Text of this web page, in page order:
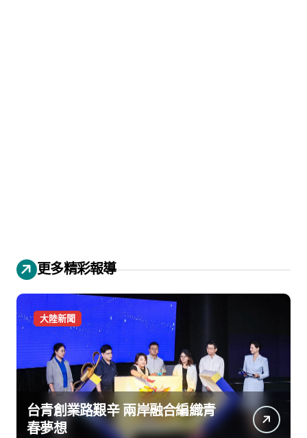
更多精彩報導
大陸新聞
台青創業路艱辛 兩岸融合編織青
春夢想